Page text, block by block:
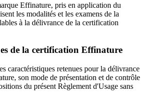
Effinature, pris en application du
les modalités et les examens de la
à la délivrance de la certification
de la certification Effinature
caractéristiques retenues pour la délivrance
son mode de présentation et de contrôle
du présent Règlement d'Usage sans